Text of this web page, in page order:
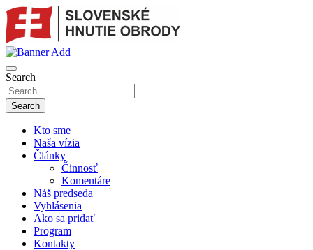
Skip
to
content
SLOVENSKÉ HNUTIE OBRODY
Search
Search
Kto sme
Naša vízia
Články
Činnosť
Komentáre
Náš predseda
Vyhlásenia
Ako sa pridať
Program
Kontakty